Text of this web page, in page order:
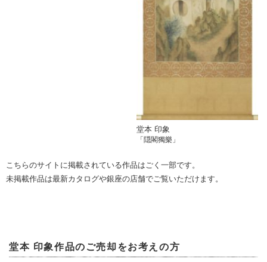
堂本 印象
「隠閣獨樂」
こちらのサイトに掲載されている作品はごく一部です。
未掲載作品は最新カタログや銀座の店舗でご覧いただけます。
堂本 印象作品のご売却をお考えの方